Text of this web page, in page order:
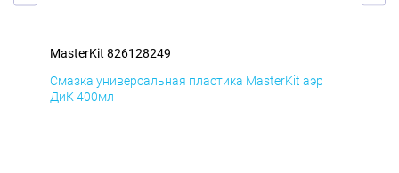
MasterKit 826128249
Смазка универсальная пластика MasterKit аэр
ДиК 400мл